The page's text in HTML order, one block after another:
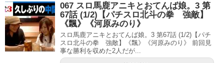
067 スロ馬鹿アニキとおてんば娘。3 第
67話 (1/2)【パチスロ北斗の拳 強敵】
《飄》《河原みのり》
スロ馬鹿アニキとおてんば娘。3 第67話 (1/2)【パチ
スロ北斗の拳 強敵】《飄》《河原みのり》 前回見
事な勝利を収めた2人だが...